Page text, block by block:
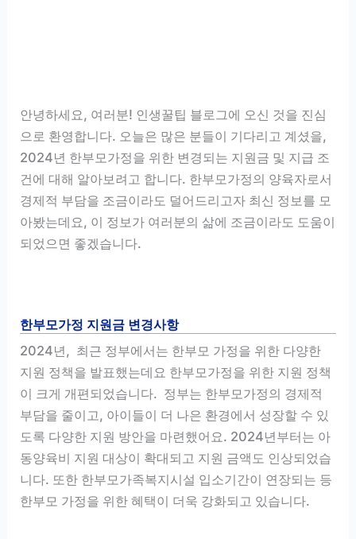
안녕하세요, 여러분! 인생꿀팁 블로그에 오신 것을 진심
으로 환영합니다. 오늘은 많은 분들이 기다리고 계셨을,
2024년 한부모가정을 위한 변경되는 지원금 및 지급 조
건에 대해 알아보려고 합니다. 한부모가정의 양육자로서
경제적 부담을 조금이라도 덜어드리고자 최신 정보를 모
아봤는데요, 이 정보가 여러분의 삶에 조금이라도 도움이
되었으면 좋겠습니다.
한부모가정 지원금 변경사항
2024년, 최근 정부에서는 한부모 가정을 위한 다양한
지원 정책을 발표했는데요 한부모가정을 위한 지원 정책
이 크게 개편되었습니다. 정부는 한부모가정의 경제적
부담을 줄이고, 아이들이 더 나은 환경에서 성장할 수 있
도록 다양한 지원 방안을 마련했어요. 2024년부터는 아
동양육비 지원 대상이 확대되고 지원 금액도 인상되었습
니다. 또한 한부모가족복지시설 입소기간이 연장되는 등
한부모 가정을 위한 혜택이 더욱 강화되고 있습니다.